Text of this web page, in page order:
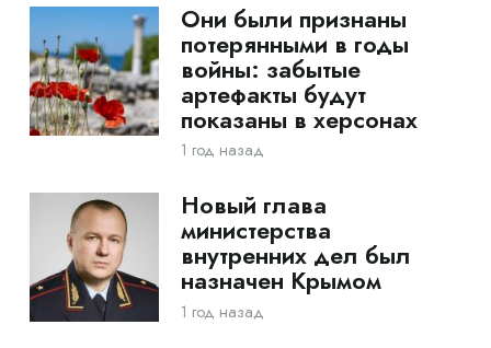
Они были признаны
потерянными в годы
войны: забытые
артефакты будут
показаны в херсонах
1 год назад
Новый глава
министерства
внутренних дел был
назначен Крымом
1 год назад